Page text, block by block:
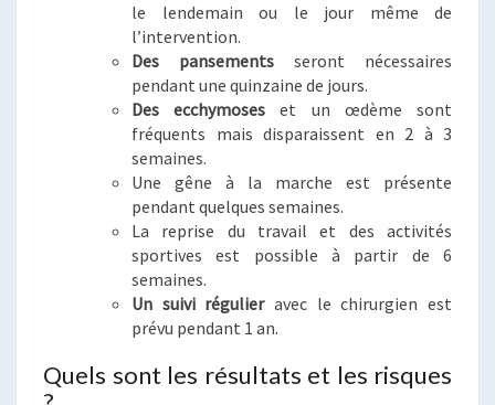
le lendemain ou le jour même de
l’intervention.
Des pansements seront nécessaires
pendant une quinzaine de jours.
Des ecchymoses et un œdème sont
fréquents mais disparaissent en 2 à 3
semaines.
Une gêne à la marche est présente
pendant quelques semaines.
La reprise du travail et des activités
sportives est possible à partir de 6
semaines.
Un suivi régulieravec le chirurgien est
prévu pendant 1 an.
Quels sont les résultats et les risques